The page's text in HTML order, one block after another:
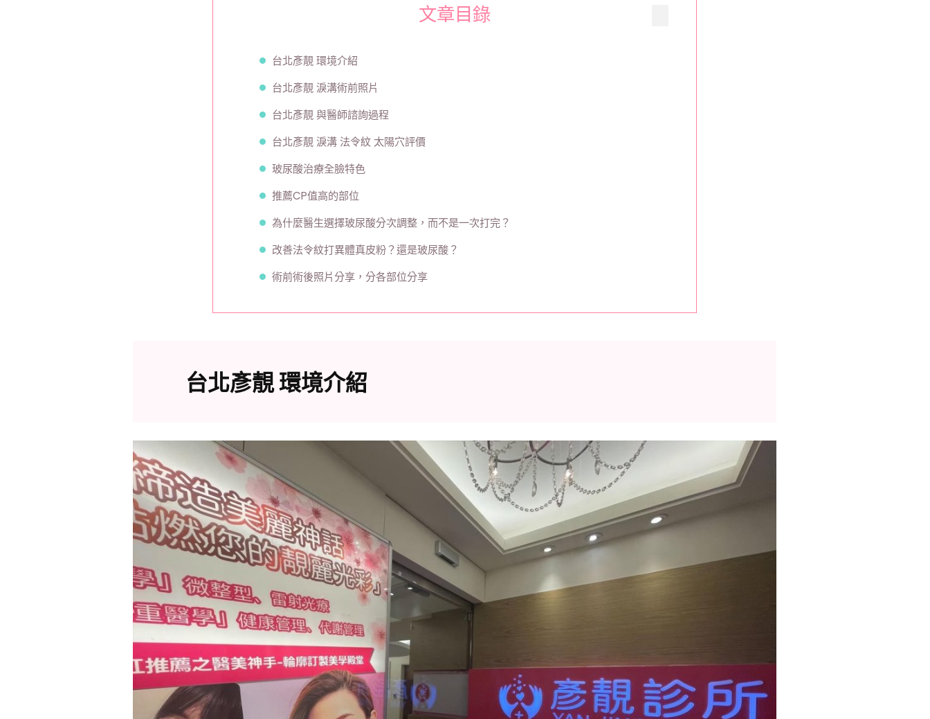
文章目錄
台北彥靚 環境介紹
台北彥靚 淚溝術前照片
台北彥靚 與醫師諮詢過程
台北彥靚 淚溝 法令紋 太陽穴評價
玻尿酸治療全臉特色
推薦CP值高的部位
為什麼醫生選擇玻尿酸分次調整，而不是一次打完？
改善法令紋打異體真皮粉？還是玻尿酸？
術前術後照片分享，分各部位分享
台北彥靚 環境介紹